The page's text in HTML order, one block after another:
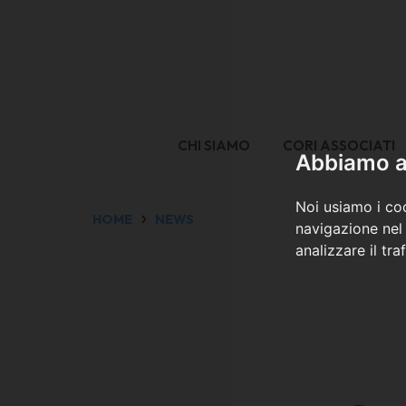
Abbiamo
Noi usiamo i
navigazione
analizzare il
CHI SIAMO CORI ASSOCIATI
HOME NEWS